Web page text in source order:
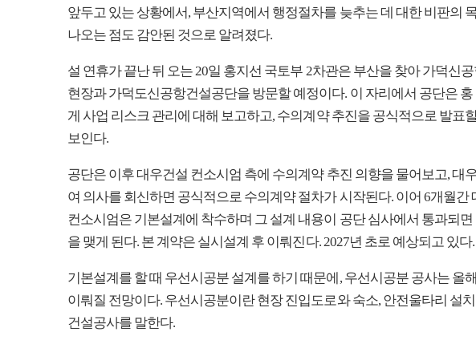
앞두고 있는 상황에서, 부산지역에서 행정절차를 늦추는 데 대한 비판의
나오는 점도 감안된 것으로 알려졌다.
설 연휴가 끝난 뒤 오는 20일 홍지선 국토부 2차관은 부산을 찾아 가덕신
현장과 가덕도신공항건설공단을 방문할 예정이다. 이 자리에서 공단은 홍
게 사업 리스크 관리에 대해 보고하고, 수의계약 추진을 공식적으로 발표
보인다.
공단은 이후 대우건설 컨소시엄 측에 수의계약 추진 의향을 물어보고, 대
여 의사를 회신하면 공식적으로 수의계약 절차가 시작된다. 이어 6개월간
컨소시엄은 기본설계에 착수하며 그 설계 내용이 공단 심사에서 통과되면
을 맺게 된다. 본 계약은 실시설계 후 이뤄진다. 2027년 초로 예상되고 있다.
기본설계를 할 때 우선시공분 설계를 하기 때문에, 우선시공분 공사는 올
이뤄질 전망이다. 우선시공분이란 현장 진입도로와 숙소, 안전울타리 설
건설공사를 말한다.